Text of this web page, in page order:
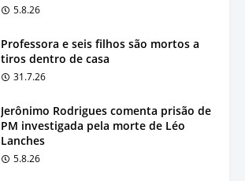
5.8.26
Professora e seis filhos são mortos a
tiros dentro de casa
31.7.26
Jerônimo Rodrigues comenta prisão de
PM investigada pela morte de Léo
Lanches
5.8.26